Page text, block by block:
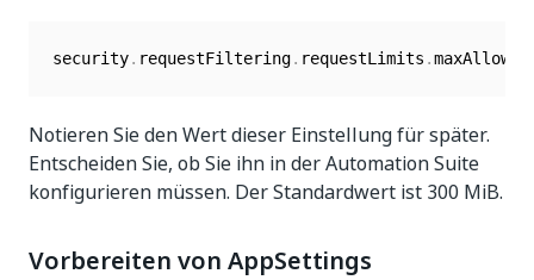
security. requestFiltering. requestLimits .
Notieren Sie den Wert dieser Einstellung für später.
Entscheiden Sie, ob Sie ihn in der Automation Suite
konfigurieren müssen. Der Standardwert ist 300 MiB.
Vorbereiten von AppSettings